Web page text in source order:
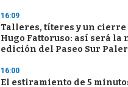
16:09
Talleres, títeres y un cierre
Hugo Fattoruso: así será la
edición del Paseo Sur
16:00
El estiramiento de 5